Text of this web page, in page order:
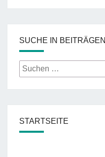
SUCHE IN BEITRÄGEN
Suche
nach:
STARTSEITE